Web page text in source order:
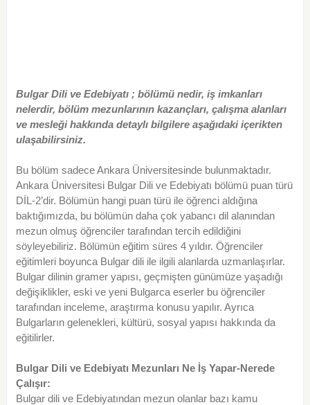
Bulgar Dili ve Edebiyatı ; bölümü nedir, iş imkanları
nelerdir, bölüm mezunlarının kazançları, çalışma alanları
ve mesleği hakkında detaylı bilgilere aşağıdaki içerikten
ulaşabilirsiniz.
Bu bölüm sadece Ankara Üniversitesinde bulunmaktadır.
Ankara Üniversitesi Bulgar Dili ve Edebiyatı bölümü puan türü
DİL-2’dir. Bölümün hangi puan türü ile öğrenci aldığına
baktığımızda, bu bölümün daha çok yabancı dil alanından
mezun olmuş öğrenciler tarafından tercih edildiğini
söyleyebiliriz. Bölümün eğitim süres 4 yıldır. Öğrenciler
eğitimleri boyunca Bulgar dili ile ilgili alanlarda uzmanlaşırlar.
Bulgar dilinin gramer yapısı, geçmişten günümüze yaşadığı
değişiklikler, eski ve yeni Bulgarca eserler bu öğrenciler
tarafından inceleme, araştırma konusu yapılır. Ayrıca
Bulgarların gelenekleri, kültürü, sosyal yapısı hakkında da
eğitilirler.
Bulgar Dili ve Edebiyatı Mezunları Ne İş Yapar-Nerede
Çalışır:
Bulgar dili ve Edebiyatından mezun olanlar bazı kamu